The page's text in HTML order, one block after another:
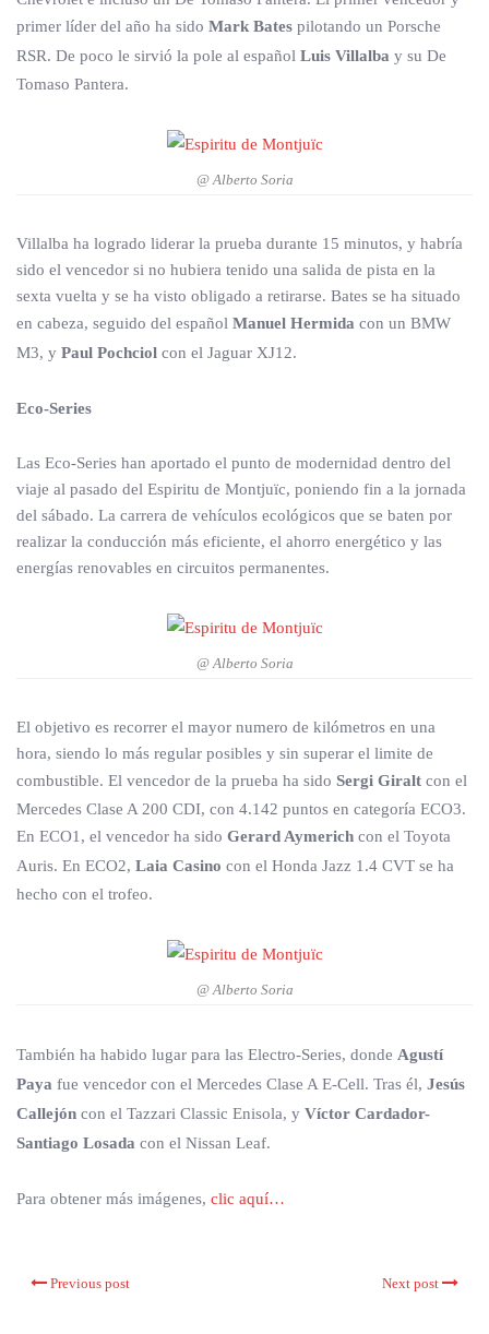
primer líder del año ha sido Mark Bates pilotando un Porsche
RSR. De poco le sirvió la pole al español Luis Villalba y su De
Tomaso Pantera.
@ Alberto Soria
Villalba ha logrado liderar la prueba durante 15 minutos, y habría
sido el vencedor si no hubiera tenido una salida de pista en la
sexta vuelta y se ha visto obligado a retirarse. Bates se ha situado
en cabeza, seguido del español Manuel Hermida con un BMW
M3, y Paul Pochciol con el Jaguar XJ12.
Eco-Series
Las Eco-Series han aportado el punto de modernidad dentro del
viaje al pasado del Espiritu de Montjuïc, poniendo fin a la jornada
del sábado. La carrera de vehículos ecológicos que se baten por
realizar la conducción más eficiente, el ahorro energético y las
energías renovables en circuitos permanentes.
@ Alberto Soria
El objetivo es recorrer el mayor numero de kilómetros en una
hora, siendo lo más regular posibles y sin superar el limite de
combustible. El vencedor de la prueba ha sido Sergi Giralt con el
Mercedes Clase A 200 CDI, con 4.142 puntos en categoría ECO3.
En ECO1, el vencedor ha sido Gerard Aymerich con el Toyota
Auris. En ECO2, Laia Casino con el Honda Jazz 1.4 CVT se ha
hecho con el trofeo.
@ Alberto Soria
También ha habido lugar para las Electro-Series, donde Agustí
Paya fue vencedor con el Mercedes Clase A E-Cell. Tras él, Jesús
Callejón con el Tazzari Classic Enisola, y Víctor Cardador-
Santiago Losada con el Nissan Leaf.
Para obtener más imágenes, clic aquí…
Previous post Next post